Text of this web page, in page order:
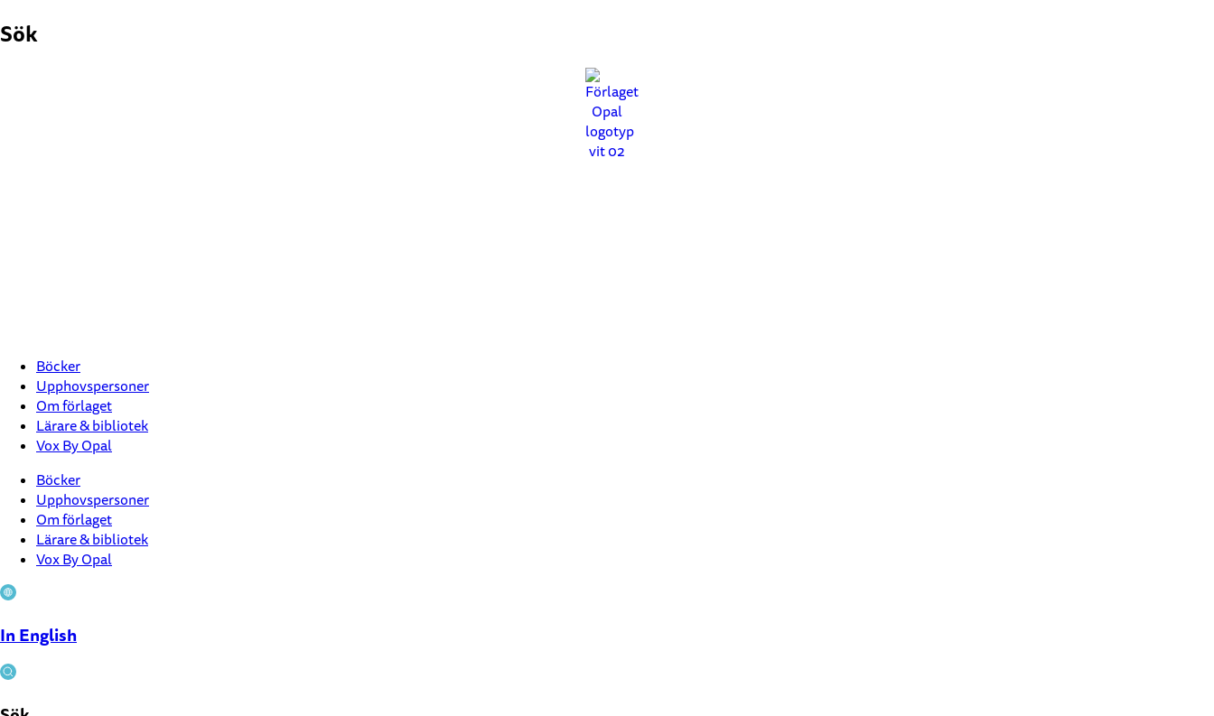
till
Sök
Böcker
Upphovspersoner
Om förlaget
Lärare & bibliotek
Vox By Opal
Böcker
Upphovspersoner
Om förlaget
Lärare & bibliotek
Vox By Opal
In English